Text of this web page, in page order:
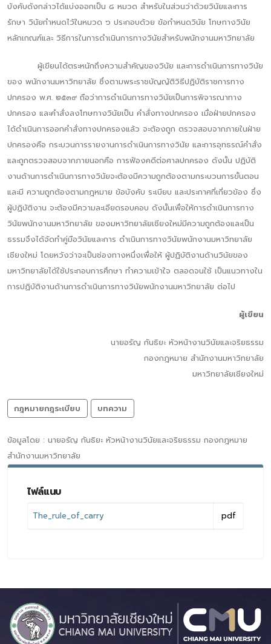
บังคับดังกล่าวได้แบ่งออกเป็น ๘ หมวด สำหรับในส่วนว่าด้วยวินัยและการ
รักษา วินัยกำหนดไว้ในหมวด ๖ ประกอบด้วย ข้อกำหนดวินัย โทษทางวินัย
หลักเกณฑ์และ วิธีการในการดำเนินการทางวินัยสำหรับพนักงานมหาวิทยาลัย
ผู้เขียนได้ตระหนักถึงความสำคัญของวินัย และการดำเนินการทางวินัย
ของ พนักงานมหาวิทยาลัย ซึ่งตามพระราชบัญญัติวิธีปฏิบัติราชการทาง
ปกครอง พ.ศ. ๒๕๓๙ ถือว่าการดำเนินการทางวินัยเป็นการพิจารณาทาง
ปกครอง และคำสั่งลงโทษทางวินัยเป็น คำสั่งทางปกครอง เมื่อฝ่ายปกครอง
ได้ดำเนินการออกคำสั่งทางปกครองแล้ว จะต้องถูก ตรวจสอบจากภายในฝ่าย
ปกครองคือ กระบวนการรายงานการดำเนินการทางวินัย และการอุทธรณ์คำสั่ง
และถูกตรวจสอบจากภายนอกคือ การฟ้องคดีต่อศาลปกครอง ดังนั้น ปฏิบัติ
งานด้านการดำเนินการทางวินัยจะต้องมีความถูกต้องตามกระบวนการขั้นตอน
และมี ความถูกต้องตามกฎหมาย ข้อบังคับ ระเบียบ และประกาศที่เกี่ยวข้อง ซึ่ง
ผู้ปฏิบัติงาน จะต้องมีความละเอียดรอบคอบ ดังนั้นเพื่อให้การดำเนินการทาง
วินัยพนักงานมหาวิทยาลัย ของมหาวิทยาลัยเชียงใหม่มีความถูกต้องและเป็น
ธรรมจึงได้จัดทำคู่มือวินัยและการ ดำเนินการทางวินัยพนักงานมหาวิทยาลัย
เชียงใหม่ โดยหวังว่าจะเป็นช่องทางหนึ่งเพื่อให้ ผู้ปฏิบัติงานด้านวินัยของ
มหาวิทยาลัยได้ใช้ประกอบการศึกษา ทำความเข้าใจ ตลอดจนใช้ เป็นแนวทางใน
การปฏิบัติงานด้านการดำเนินการทางวินัยพนักงานมหาวิทยาลัย ต่อไป
ผู้เขียน
นายอรัญ กันธิยะ หัวหน้างานวินัยและจริยธรรม
กองกฎหมาย สำนักงานมหาวิทยาลัย
มหาวิทยาลัยเชียงใหม่
กฎหมายกฎระเบียบ บทความ
ข้อมูลโดย : นายอรัญ กันธิยะ หัวหน้างานวินัยและจริยธรรม กองกฎหมาย
สำนักงานมหาวิทยาลัย
ไฟล์แนบ
The_rule_of_carry pdf